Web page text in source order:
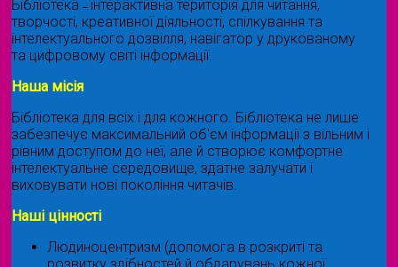
Бібліотека ˗ інтерактивна територія для читання,
творчості, креативної діяльності, спілкування та
інтелектуального дозвілля, навігатор у друкованому
та цифровому світі інформації.
Наша місія
Бібліотека для всіх і для кожного. Бібліотека не лише
забезпечує максимальний об'єм інформації з вільним і
рівним доступом до неї, але й створює комфортне
інтелектуальне середовище, здатне залучати і
виховувати нові покоління читачів.
Наші цінності
Людиноцентризм (допомога в розкриті та